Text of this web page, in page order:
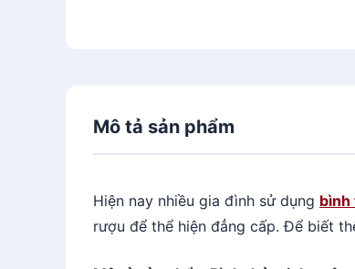
Mô tả sản phẩm
Hiện nay nhiều gia đình sử dụng bình
rượu để thể hiện đẳng cấp.Để biết